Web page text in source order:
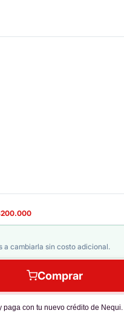
a cambiarla sin costo adicional.
Comprar
paga con tu nuevo crédito de Nequi.